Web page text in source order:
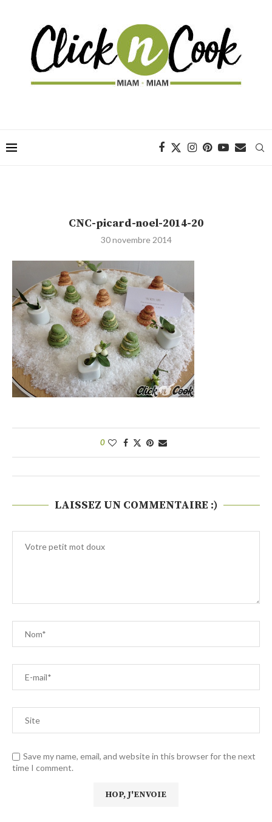
CNC-picard-noel-2014-20
30 novembre 2014
0
LAISSEZ UN COMMENTAIRE :)
Save my name, email, and website in this browser for the next
time I comment.